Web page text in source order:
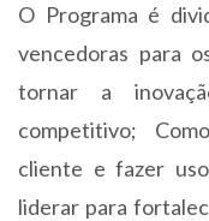
O Programa é
vencedoras para
tornar a
competitivo;
cliente e fazer
liderar para